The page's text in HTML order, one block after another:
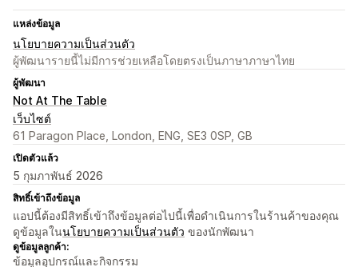
แหล่งข้อมูล
นโยบายความเป็นส่วนตัว
ผู้พัฒนารายนี้ไม่มีการช่วยเหลือโดยตรงเป็นภาษาภาษาไทย
ผู้พัฒนา
Not At The Table
เว็บไซต์
61 Paragon Place, London, ENG, SE3 0SP, GB
เปิดตัวแล้ว
5 กุมภาพันธ์ 2026
สิทธิ์เข้าถึงข้อมูล
แอปนี้ต้องมีสิทธิ์เข้าถึงข้อมูลต่อไปนี้เพื่อดำเนินการในร้านค้าของคุณ
ดูข้อมูลในนโยบายความเป็นส่วนตัว ของนักพัฒนา
ดูข้อมูลลูกค้า:
ข้อมูลอุปกรณ์และกิจกรรม